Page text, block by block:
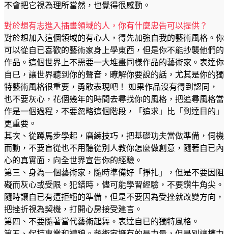
不會把它視為理所當然，也覺得很感動。
對於想有志進入插畫領域的人，你有什麼忠告可以提供？
對於想加入這個領域的有心人，得先加強自我的藝術風格。你
可以從自已喜歡的藝術家身上學東西，但是你不能抄襲他們的
作品。這個世界上不需要一大堆畫同樣作品的藝術家。表達你
自已，讓世界聽到你的聲音，瞭解你要說的話，尤其是你的獨
特藝術風格很重要，勇敢表現吧！ 如果作品沒有得到認同，
也不要灰心，花個幾年的時間去尋找你的風格，把追尋風格當
作是一個過程，不要忽略這個階段，「追求」比「到達目的」
更重要。
其次、從蹲馬步學起，磨練技巧，把基礎功夫當做準備，伺機
而動，不要盲從也不用聽從別人教你怎麼做創意，隨著自已內
心的真實面，向全世界宣告你的經驗。
第三、身為一個藝術家，隨時準備好「掙扎」，但是不要因阻
礙而灰心或受限。犯錯時，儘可能學習經驗，不要鑽牛角尖。
隨時讓自已有遭拒絕的準備，但是不要因為受挫就改變方向，
把挫折視為契機，打開心房接受建言。
第四、不要隨著當代藝術起舞。表達自已的獨特風格。